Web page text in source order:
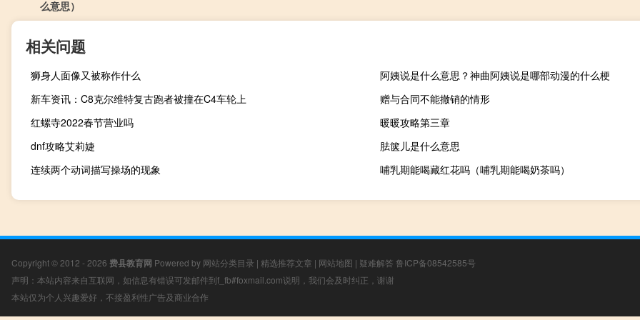
么意思）
相关问题
狮身人面像又被称作什么
阿姨说是什么意思？神曲阿姨说是哪部动漫的什么梗
新车资讯：C8克尔维特复古跑者被撞在C4车轮上
赠与合同不能撤销的情形
红螺寺2022春节营业吗
暖暖攻略第三章
dnf攻略艾莉婕
胠箧儿是什么意思
连续两个动词描写操场的现象
哺乳期能喝藏红花吗（哺乳期能喝奶茶吗）
Copyright © 2012 - 2026 费县教育网 Powered by 网站分类目录 | 精选推荐文章 | 网站地图 | 疑难解答 鲁ICP备08542585号
声明：本站内容来自互联网，如信息有错误可发邮件到f_fb#foxmail.com说明，我们会及时纠正，谢谢
本站仅为个人兴趣爱好，不接盈利性广告及商业合作